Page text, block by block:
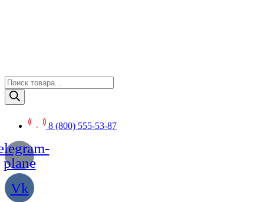
Поиск
товаров
8 (800) 555-53-87
plane
Vk